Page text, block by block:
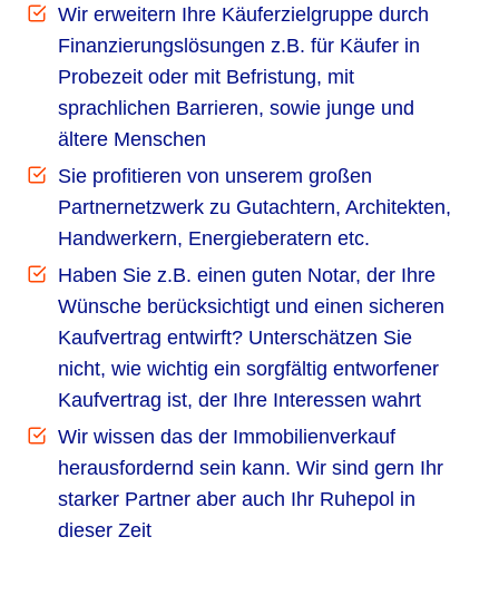
Wir erweitern Ihre Käuferzielgruppe durch
Finanzierungslösungen z.B. für Käufer in
Probezeit oder mit Befristung, mit
sprachlichen Barrieren, sowie junge und
ältere Menschen
Sie profitieren von unserem großen
Partnernetzwerk zu Gutachtern, Architekten,
Handwerkern, Energieberatern etc.
Haben Sie z.B. einen guten Notar, der Ihre
Wünsche berücksichtigt und einen sicheren
Kaufvertrag entwirft? Unterschätzen Sie
nicht, wie wichtig ein sorgfältig entworfener
Kaufvertrag ist, der Ihre Interessen wahrt
Wir wissen das der Immobilienverkauf
herausfordernd sein kann. Wir sind gern Ihr
starker Partner aber auch Ihr Ruhepol in
dieser Zeit